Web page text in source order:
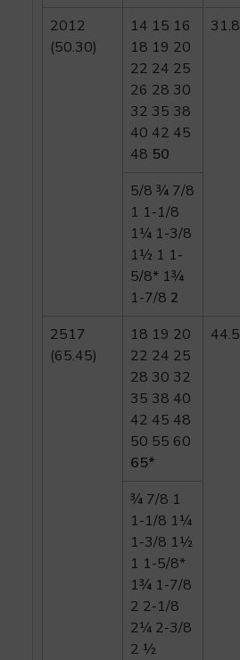
2012
(50.30)
14 15 16
18 19 20
22 24 25
26 28 30
32 35 38
40 42 45
48 50
31.8
5/8 ¾ 7/8
1 1-1/8
1¼ 1-3/8
1½ 1 1-
5/8* 1¾
1-7/8 2
2517
(65.45)
18 19 20
22 24 25
28 30 32
35 38 40
42 45 48
50 55 60
65*
44.5
¾ 7/8 1
1-1/8 1¼
1-3/8 1½
1 1-5/8*
1¾ 1-7/8
2 2-1/8
2¼ 2-3/8
2 ½